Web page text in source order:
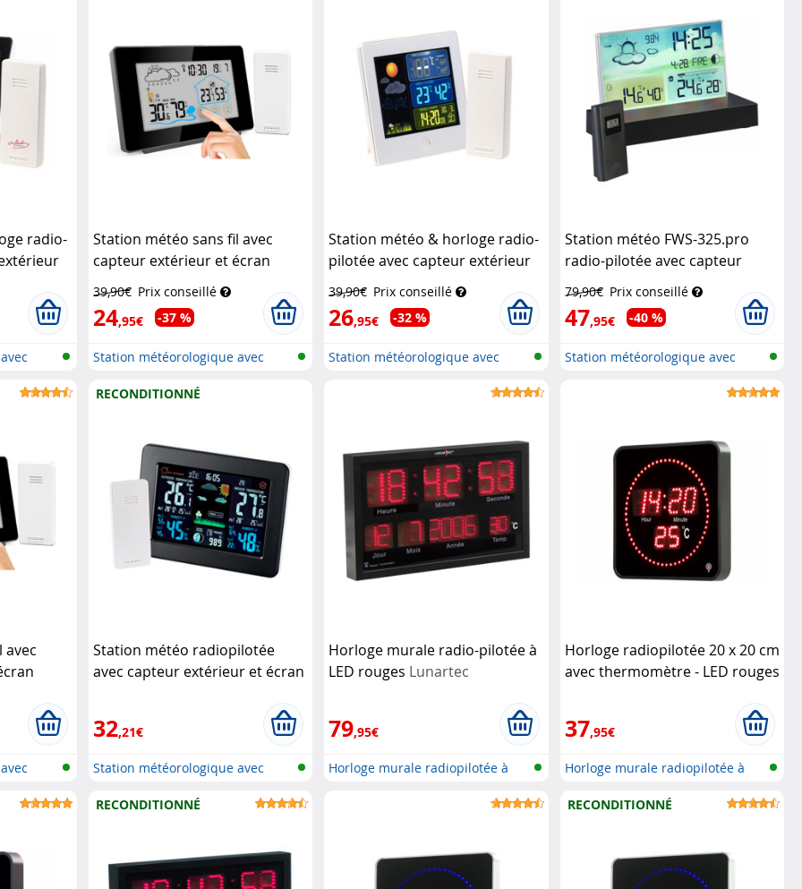
radio-
Station météo sans fil avec
capteur extérieur et écran
tactile couleur FWS-265
Infactory
39,90€ Prix conseillé
24,95€ -37 %
Station météorologique avec
Station météo & horloge radio-
pilotée avec capteur extérieur
Infactory
39,90€ Prix conseillé
26,95€ -32 %
Station météorologique avec
Station météo FWS-325.pro
radio-pilotée avec capteur
Infactory
79,90€ Prix conseillé
47,95€ -40 %
Station météorologique avec
avec
RECONDITIONNÉ
Station météo radiopilotée
avec capteur extérieur et écran
32,21€
Station météorologique avec
Horloge murale radio-pilotée à
LED rouges Lunartec
79,95€
Horloge murale radiopilotée à
Horloge radiopilotée 20 x 20 cm
avec thermomètre - LED rouges
37,95€
Horloge murale radiopilotée à
RECONDITIONNÉ RECONDITIONNÉ